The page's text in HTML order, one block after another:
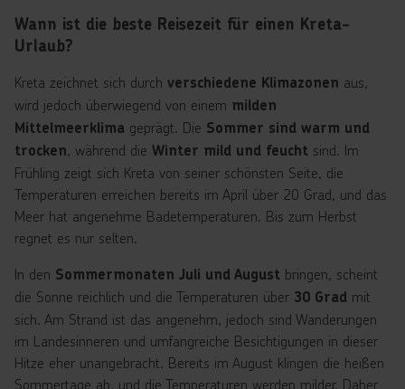
Wann ist die beste Reisezeit für einen Kreta-
Urlaub?
Kreta zeichnet sich durch verschiedene Klimazonen aus,
wird jedoch überwiegend von einem milden
Mittelmeerklima geprägt. Die Sommer sind warm und
trocken, während die Winter mild und feucht sind. Im
Frühling zeigt sich Kreta von seiner schönsten Seite, die
Temperaturen erreichen bereits im April über 20 Grad, und das
Meer hat angenehme Badetemperaturen. Bis zum Herbst
regnet es nur selten.
In den Sommermonaten Juli und August bringen, scheint
die Sonne reichlich und die Temperaturen über 30 Grad mit
sich. Am Strand ist das angenehm, jedoch sind Wanderungen
im Landesinneren und umfangreiche Besichtigungen in dieser
Hitze eher unangebracht. Bereits im August klingen die heißen
Sommertage ab, und die Temperaturen werden milder. Daher